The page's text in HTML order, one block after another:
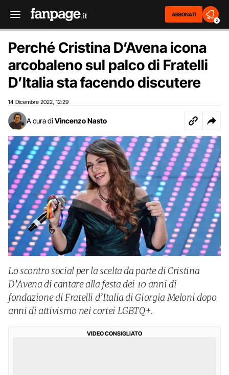
ABBONATI
2
Perché Cristina D’Avena icona
arcobaleno sul palco di Fratelli
D’Italia sta facendo discutere
14 Dicembre 2022 12:29
A cura di Vincenzo Nasto
Lo scontro social per la scelta da parte di Cristina
D’Avena di cantare alla festa dei 10 anni di
fondazione di Fratelli d’Italia di Giorgia Meloni dopo
anni di attivismo nei cortei LGBTQ+.
VIDEO CONSIGLIATO